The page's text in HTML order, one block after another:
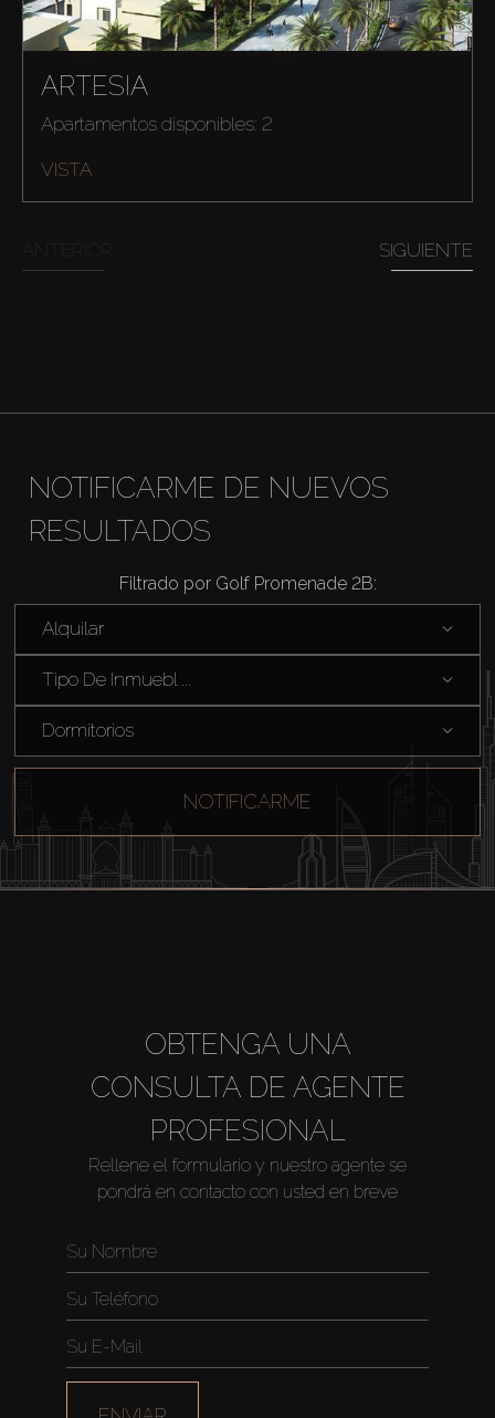
Comprar
Alquilar
Venta
ARTESIA
Apartamentos disponibles: 2
VISTA
SIGUIENTE
NOTIFICARME DE NUEVOS
RESULTADOS
Filtrado por Golf Promenade 2B:
Alquilar
Tipo De Inmuebl ...
Dormitorios
NOTIFICARME
OBTENGA UNA
CONSULTA DE AGENTE
PROFESIONAL
Rellene el formulario y nuestro agente se
pondrá en contacto con usted en breve